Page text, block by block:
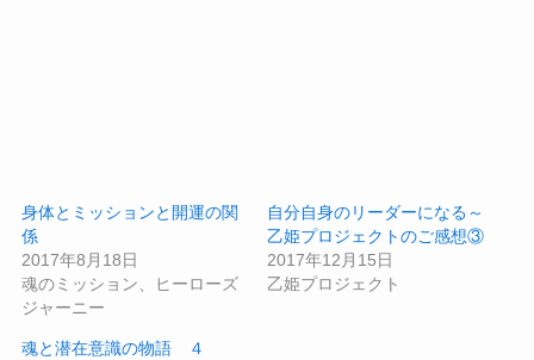
身体とミッションと開運の関
係
2017年8月18日
魂のミッション、ヒーローズ
ジャーニー
自分自身のリーダーになる～
乙姫プロジェクトのご感想③
2017年12月15日
乙姫プロジェクト
魂と潜在意識の物語 ４